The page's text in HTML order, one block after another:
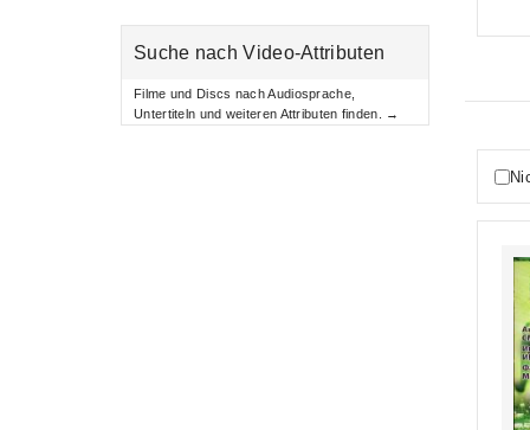
Suche nach Video-Attributen
Filme und Discs nach Audiosprache,
Untertiteln und weiteren Attributen finden. →